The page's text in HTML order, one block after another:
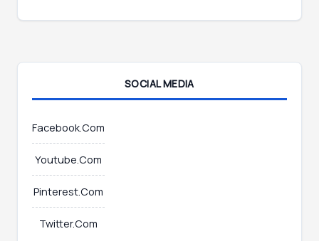
SOCIAL MEDIA
Facebook.Com
Youtube.Com
Pinterest.Com
Twitter.Com